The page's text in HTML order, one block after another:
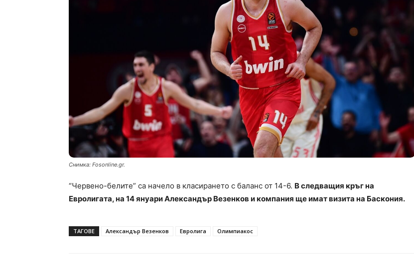
Снимка: Fosonline.gr.
“Червено-белите” са начело в класирането с баланс от 14-6. В следващия кръг на
Евролигата, на 14 януари Александър Везенков и компания ще имат визита на Баскония.
ТАГОВЕ Александър Везенков Евролига Олимпиакос